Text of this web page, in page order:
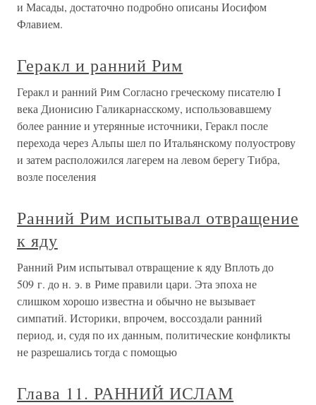
и Масады, достаточно подробно описаны Иосифом
Флавием.
Геракл и ранний Рим
Геракл и ранний Рим Согласно греческому писателю I
века Дионисию Галикарнасскому, использовавшему
более ранние и утерянные источники, Геракл после
перехода через Альпы шел по Итальянскому полуострову
и затем расположился лагерем на левом берегу Тибра,
возле поселения
Ранний Рим испытывал отвращение
к яду
Ранний Рим испытывал отвращение к яду Вплоть до
509 г. до н. э. в Риме правили цари. Эта эпоха не
слишком хорошо известна и обычно не вызывает
симпатий. Историки, впрочем, воссоздали ранний
период, и, судя по их данным, политические конфликты
не разрешались тогда с помощью
Глава 11. РАННИЙ ИСЛАМ